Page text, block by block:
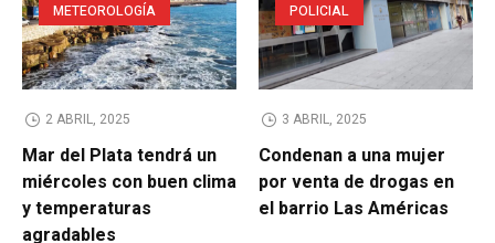
METEOROLOGÍA
2 ABRIL, 2025
Mar del Plata tendrá un
miércoles con buen clima
y temperaturas
agradables
POLICIAL
3 ABRIL, 2025
Condenan a una mujer
por venta de drogas en
el barrio Las Américas